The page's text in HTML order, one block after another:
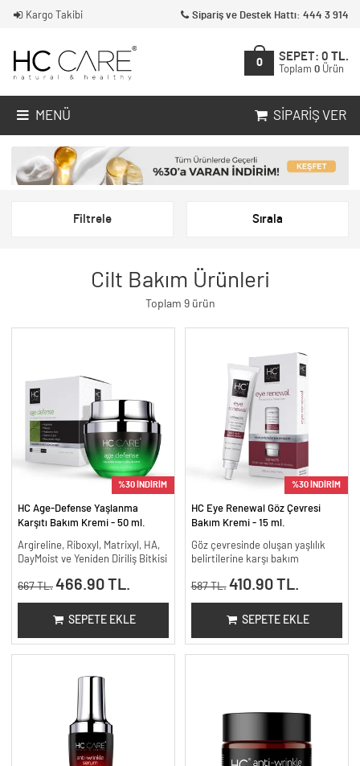
Kargo Takibi Sipariş ve Destek Hattı: 444 3 914
0
SEPET: 0 TL.
Toplam 0 Ürün
MENÜ SIPARIŞ VER
Filtrele Sırala
Cilt Bakım Ürünleri
Toplam 9 ürün
%30 İNDİRİM
HC Age-Defense Yaşlanma
Karşıtı Bakım Kremi - 50 ml.
Argireline, Riboxyl, Matrixyl, HA,
DayMoist ve Yeniden Diriliş Bitkisi
667 TL. 466.90 TL.
SEPETE EKLE
%30 İNDİRİM
HC Eye Renewal Göz Çevresi
Bakım Kremi - 15 ml.
Göz çevresinde oluşan yaşlılık
belirtilerine karşı bakım
587 TL. 410.90 TL.
SEPETE EKLE